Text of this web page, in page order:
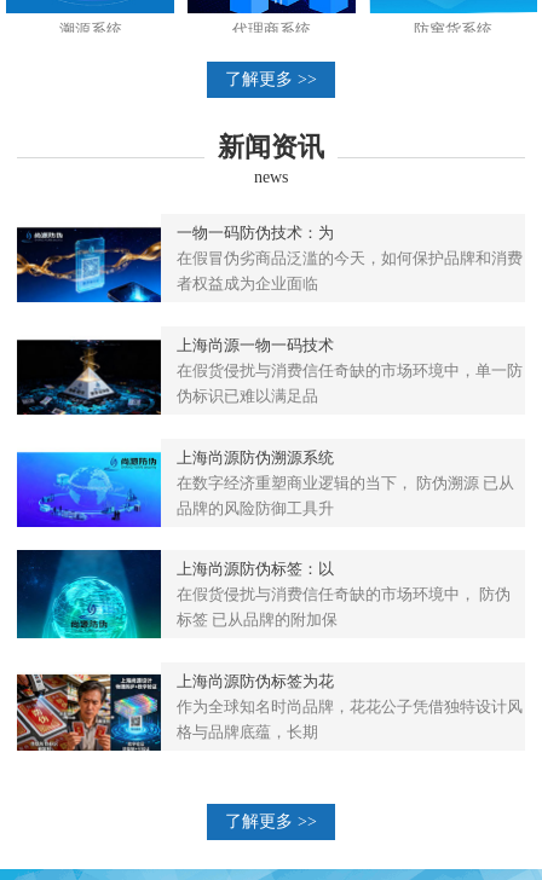
溯源系统 代理商系统 防窜货系统
了解更多 >>
新闻资讯
news
一物一码防伪技术：为
在假冒伪劣商品泛滥的今天，如何保护品牌和消费
者权益成为企业面临
上海尚源一物一码技术
在假货侵扰与消费信任奇缺的市场环境中，单一防
伪标识已难以满足品
上海尚源防伪溯源系统
在数字经济重塑商业逻辑的当下， 防伪溯源 已从
品牌的风险防御工具升
上海尚源防伪标签：以
在假货侵扰与消费信任奇缺的市场环境中， 防伪
标签 已从品牌的附加保
上海尚源防伪标签为花
作为全球知名时尚品牌，花花公子凭借独特设计风
格与品牌底蕴，长期
了解更多 >>